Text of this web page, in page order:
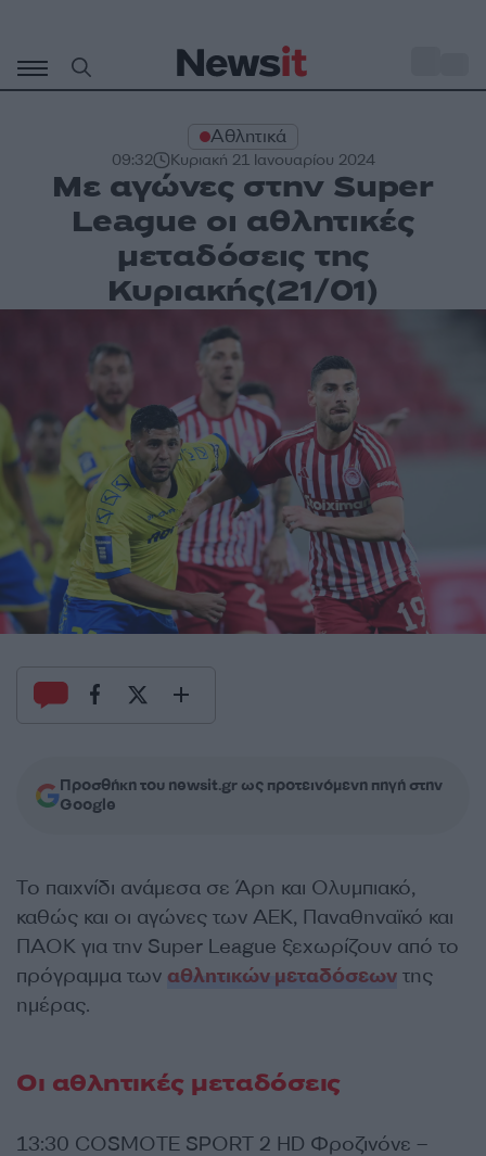
περιεχόμενο
Αθλητικά
09:32 Κυριακή 21 Ιανουαρίου 2024
Με αγώνες στην Super
League οι αθλητικές
μεταδόσεις της
Κυριακής(21/01)
Προσθήκη του newsit.gr ως προτεινόμενη πηγή στην
Google
Το παιχνίδι ανάμεσα σε Άρη και Ολυμπιακό,
καθώς και οι αγώνες των ΑΕΚ, Παναθηναϊκό και
ΠΑΟΚ για την Super League ξεχωρίζουν από το
πρόγραμμα των αθλητικών μεταδόσεων της
ημέρας.
Οι αθλητικές μεταδόσεις
13:30 COSMOTE SPORT 2 HD Φροζινόνε –